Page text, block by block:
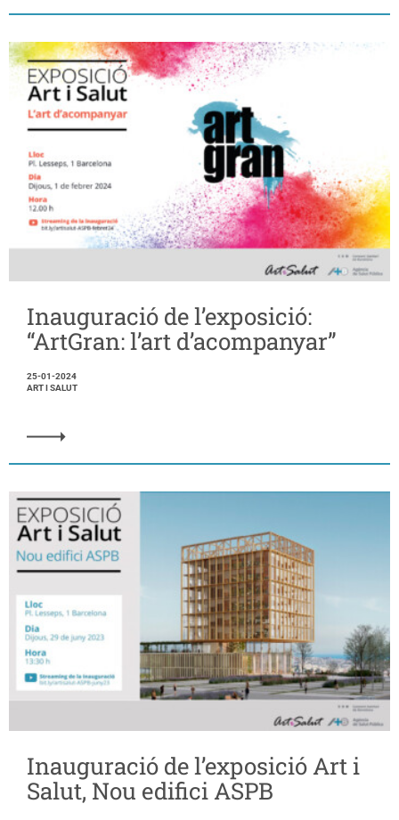
Inauguració de l’exposició:
“ArtGran: l’art d’acompanyar”
25-01-2024
ART I SALUT
Inauguració de l’exposició Art i
Salut, Nou edifici ASPB